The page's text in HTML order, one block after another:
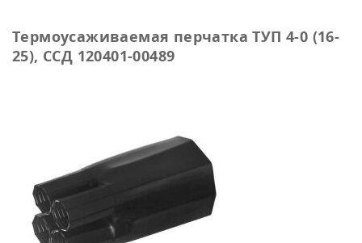
Термоусаживаемая перчатка ТУП 4-0 (16-
25), ССД 120401-00489